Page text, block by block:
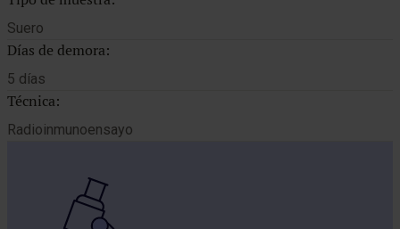
Suero
Días de demora:
5 días
Técnica:
Radioinmunoensayo